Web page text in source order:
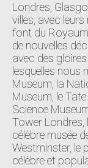
Londres,
villes, avec
font du
de nouvelles
avec des
lesquelles nous
Museum, la
Museum, le
Science
Tower Londres,
célèbre musée
Westminster, le
célèbre et